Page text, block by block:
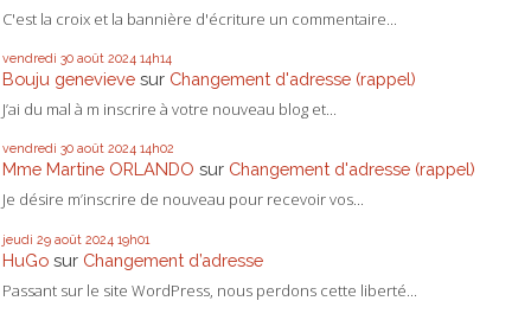
C'est la croix et la bannière d'écriture un commentaire...
vendredi 30 août 2024 14h14
Bouju genevieve sur Changement d'adresse (rappel)
J’ai du mal à m inscrire à votre nouveau blog et...
vendredi 30 août 2024 14h02
Mme Martine ORLANDO sur Changement d'adresse (rappel)
Je désire m’inscrire de nouveau pour recevoir vos...
jeudi 29 août 2024 19h01
HuGo sur Changement d’adresse
Passant sur le site WordPress, nous perdons cette liberté...